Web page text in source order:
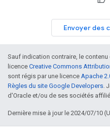
Envoyer des
Sauf indication contraire, le
licence Creative Commons
sont régis par une licence Apache
Règles du site Google Developers.
d'Oracle et/ou de ses sociétés
Dernière mise à jour le 2024/07/10